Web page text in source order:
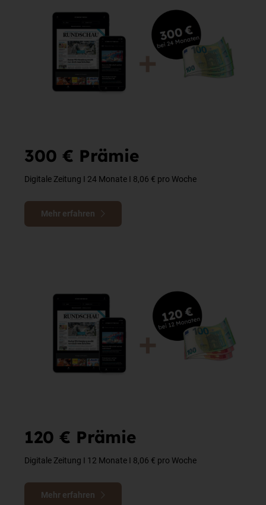
300 € Prämie
Digitale Zeitung I 24 Monate I 8,06 € pro Woche
Mehr erfahren
120 € Prämie
Digitale Zeitung I 12 Monate I 8,06 € pro Woche
Mehr erfahren